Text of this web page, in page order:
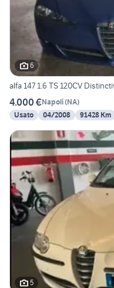
6
alfa 147 1.6 TS 120CV
4.000 €Napoli(NA)
Usato
04/2008 91428 Km
5